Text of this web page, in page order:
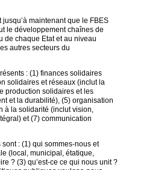
maintenant que le FBES
le développement chaînes de
de chaque Etat et au niveau
autres secteurs du
: (1) finances solidaires
solidaires et réseaux (inclut la
production solidaires et les
et la durabilité), (5) organisation
à la solidarité (inclut vision,
et (7) communication
: (1) qui sommes-nous et
(local, municipal, étatique,
? (3) qu’est-ce ce qui nous unit ?